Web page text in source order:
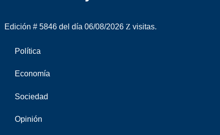
Edición # 5846 del día 06/08/2026 visitas.
Política
Economía
Sociedad
Opinión